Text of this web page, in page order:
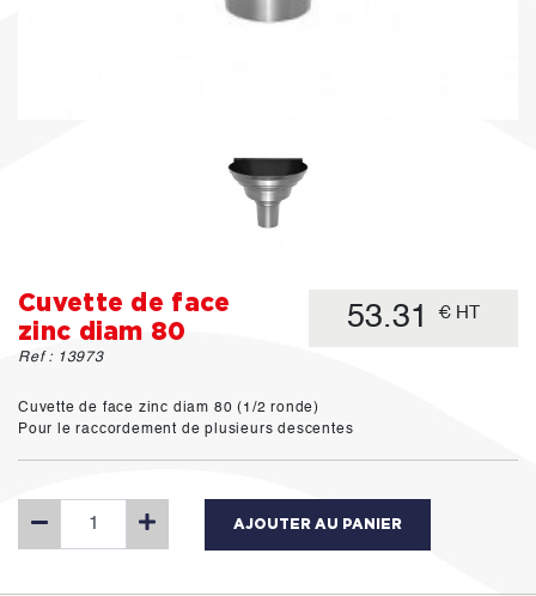
53.31 € HT
Cuvette de face
zinc diam 80
Ref : 13973
Cuvette de face zinc diam 80 (1/2 ronde)
Pour le raccordement de plusieurs descentes
AJOUTER AU PANIER